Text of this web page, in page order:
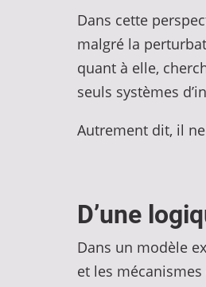
Dans cette
malgré la
quant à elle,
seuls systèmes
Autrement dit, il
D’une
Dans un modèle
et les